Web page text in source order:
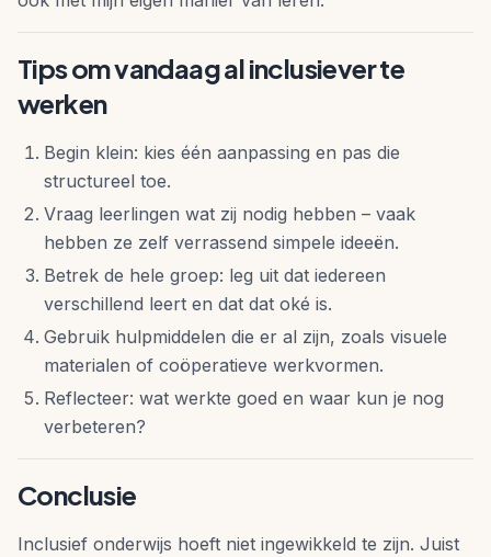
Tips om vandaag al inclusiever te
werken
Begin klein: kies één aanpassing en pas die
structureel toe.
Vraag leerlingen wat zij nodig hebben – vaak
hebben ze zelf verrassend simpele ideeën.
Betrek de hele groep: leg uit dat iedereen
verschillend leert en dat dat oké is.
Gebruik hulpmiddelen die er al zijn, zoals visuele
materialen of coöperatieve werkvormen.
Reflecteer: wat werkte goed en waar kun je nog
verbeteren?
Conclusie
Inclusief onderwijs hoeft niet ingewikkeld te zijn. Juist